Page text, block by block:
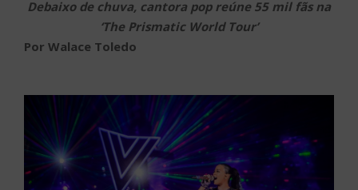
Debaixo de chuva, cantora pop reúne 55 mil fãs na
‘The Prismatic World Tour’
Por Walace Toledo